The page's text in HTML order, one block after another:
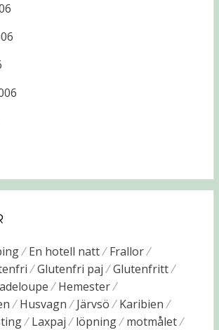
En hotell natt
Frallor
Glutenfri paj
Glutenfritt
Hemester
Husvagn Järvsö
Karibien
Laxpaj löpning motmålet